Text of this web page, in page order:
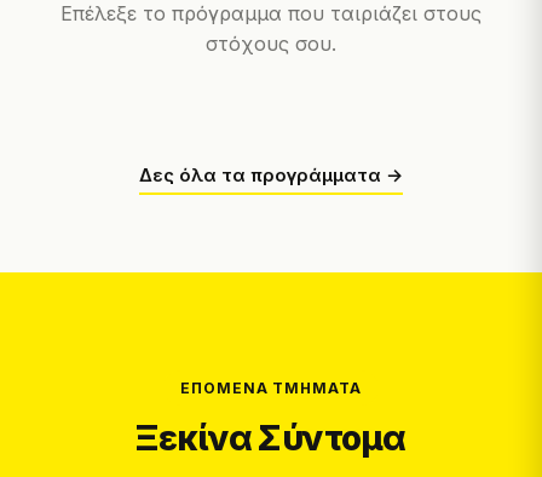
Επέλεξε το πρόγραμμα που ταιριάζει στους
στόχους σου.
Δες όλα τα προγράμματα →
ΕΠΌΜΕΝΑ ΤΜΉΜΑΤΑ
Ξεκίνα Σύντομα